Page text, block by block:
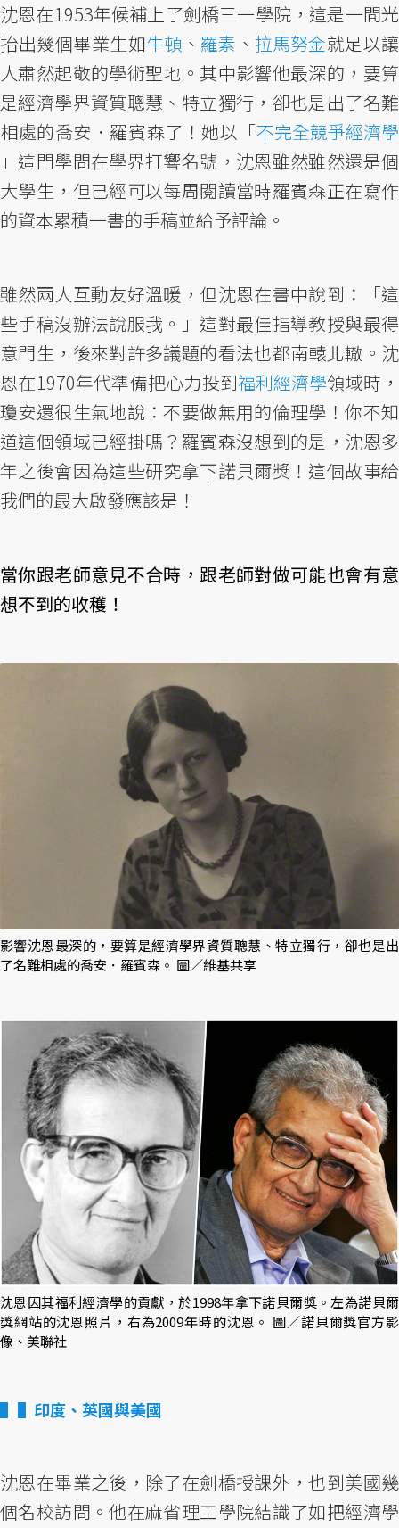
沈恩在1953年候補上了劍橋三一學院，這是一間光
抬出幾個畢業生如牛頓 、 羅素 、 拉馬努金就足以讓
人肅然起敬的學術聖地。其中影響他最深的，要算
是經濟學界資質聰慧、特立獨行，卻也是出了名難
相處的喬安．羅賓森了！她以「不完全競爭經濟學
」這門學問在學界打響名號，沈恩雖然雖然還是個
大學生，但已經可以每周閱讀當時羅賓森正在寫作
的資本累積一書的手稿並給予評論。
雖然兩人互動友好溫暖，但沈恩在書中說到：「這
些手稿沒辦法說服我。」這對最佳指導教授與最得
意門生，後來對許多議題的看法也都南轅北轍。沈
恩在1970年代準備把心力投到福利經濟學領域時，
瓊安還很生氣地說：不要做無用的倫理學！你不知
道這個領域已經掛嗎？羅賓森沒想到的是，沈恩多
年之後會因為這些研究拿下諾貝爾獎！這個故事給
我們的最大啟發應該是！
當你跟老師意見不合時，跟老師對做可能也會有意
想不到的收穫！
影響沈恩最深的，要算是經濟學界資質聰慧、特立獨行，卻也是出
了名難相處的喬安．羅賓森。 圖／維基共享
沈恩因其福利經濟學的貢獻，於1998年拿下諾貝爾獎。左為諾貝爾
獎網站的沈恩照片，右為2009年時的沈恩。 圖／諾貝爾獎官方影
像、美聯社
▌印度、英國與美國
沈恩在畢業之後，除了在劍橋授課外，也到美國幾
個名校訪問。他在麻省理工學院結識了如把經濟學